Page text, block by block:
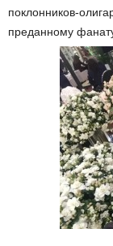
поклонников-
преданному